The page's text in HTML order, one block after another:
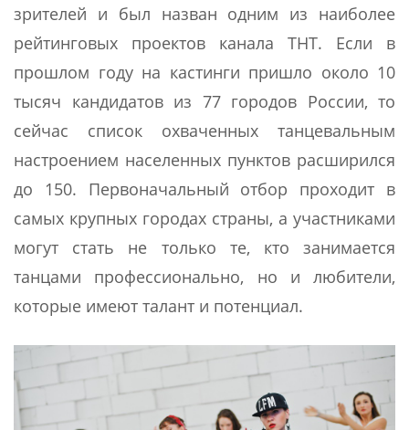
зрителей и был назван одним из наиболее
рейтинговых проектов канала ТНТ. Если в
прошлом году на кастинги пришло около 10
тысяч кандидатов из 77 городов России, то
сейчас список охваченных танцевальным
настроением населенных пунктов расширился
до 150. Первоначальный отбор проходит в
самых крупных городах страны, а участниками
могут стать не только те, кто занимается
танцами профессионально, но и любители,
которые имеют талант и потенциал.